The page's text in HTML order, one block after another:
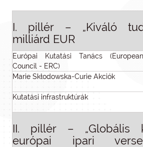
I. pillér – „Kiváló
milliárd EUR
Európai Kutatási Tanács
Council - ERC)
Marie Skłodowska-Curie Akciók
Kutatási infrastruktúrák
II. pillér – „Globális
európai ipari